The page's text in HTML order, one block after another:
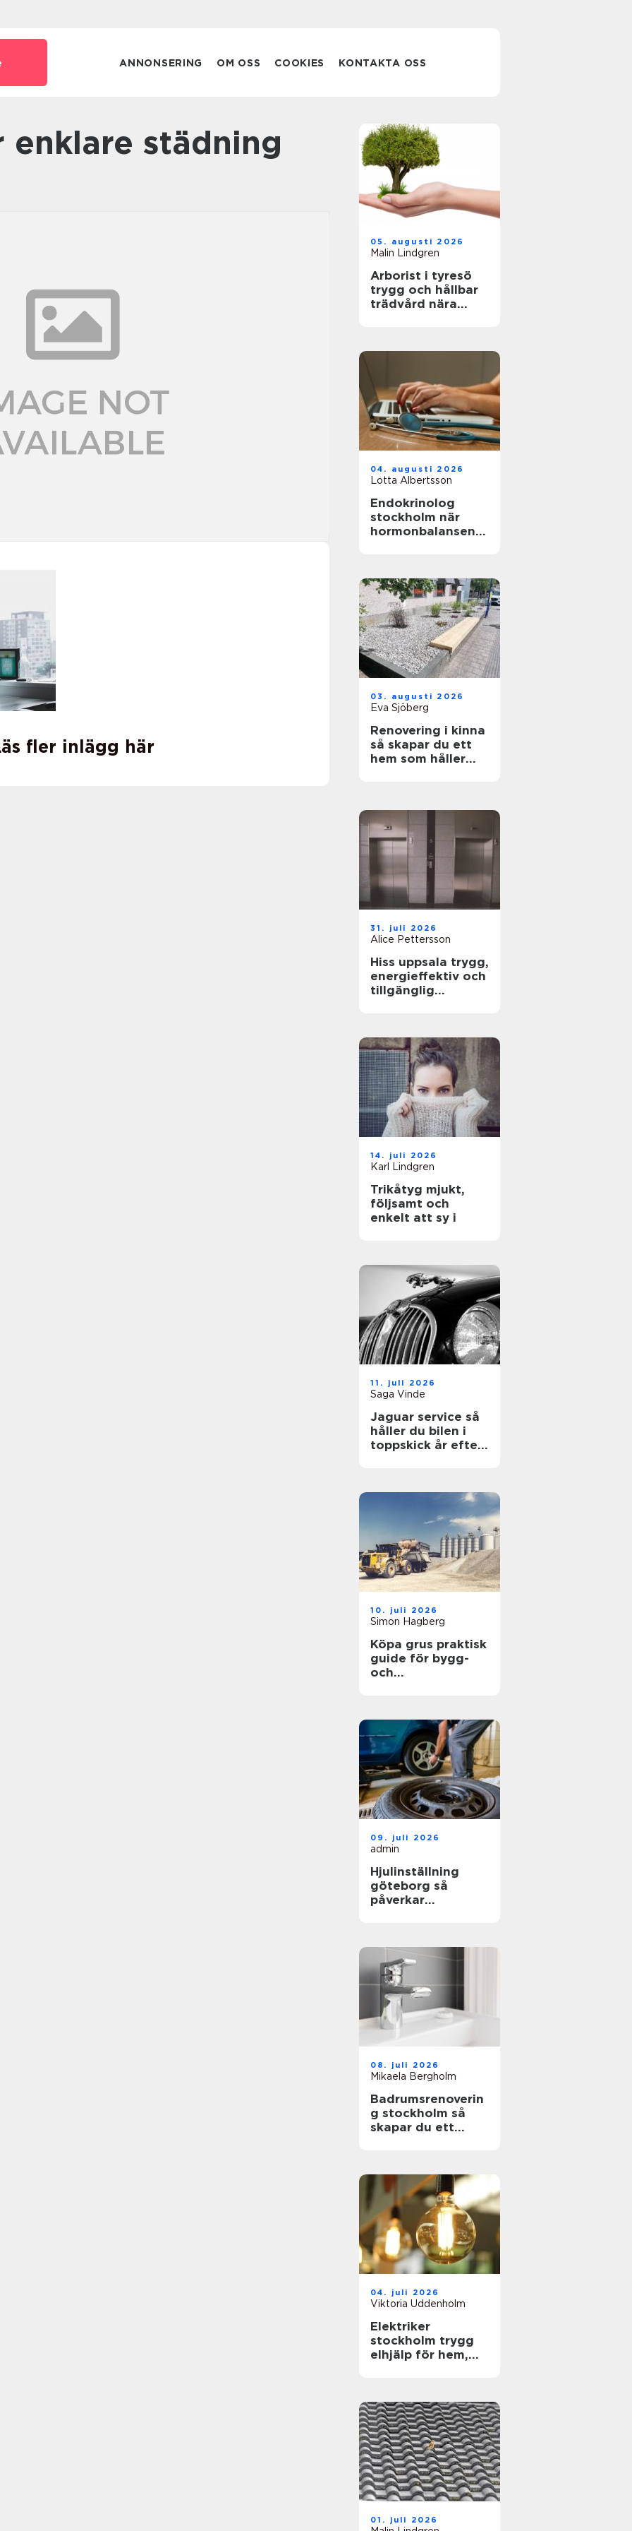
ANNONSERING OM OSS COOKIES KONTAKTA OSS
enklare städning
fler inlägg här
05. augusti 2026
Malin Lindgren
Arborist i tyresö
trygg och hållbar
trädvård nära
04. augusti 2026
Lotta Albertsson
Endokrinolog
stockholm när
hormonbalansen
03. augusti 2026
Eva Sjöberg
Renovering i kinna
så skapar du ett
hem som håller
31. juli 2026
Alice Pettersson
Hiss uppsala trygg,
energieffektiv och
tillgänglig
14. juli 2026
Karl Lindgren
Trikåtyg mjukt,
följsamt och
enkelt att sy i
11. juli 2026
Saga Vinde
Jaguar service så
håller du bilen i
toppskick år efter
10. juli 2026
Simon Hagberg
Köpa grus praktisk
guide för bygg-
och
09. juli 2026
admin
Hjulinställning
göteborg så
påverkar
08. juli 2026
Mikaela Bergholm
Badrumsrenoverin
g stockholm så
skapar du ett
04. juli 2026
Viktoria Uddenholm
Elektriker
stockholm trygg
elhjälp för hem,
01. juli 2026